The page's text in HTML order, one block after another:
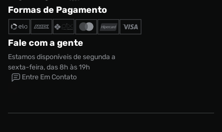
Formas de Pagamento
Fale com a gente
Estamos disponíveis de segunda a
sexta-feira, das 8h às 19h
Entre Em Contato